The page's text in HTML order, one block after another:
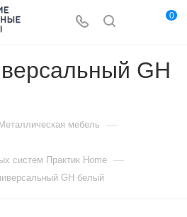
0
GH
Металлическая мебель —
систем Практик Home —
GH белый